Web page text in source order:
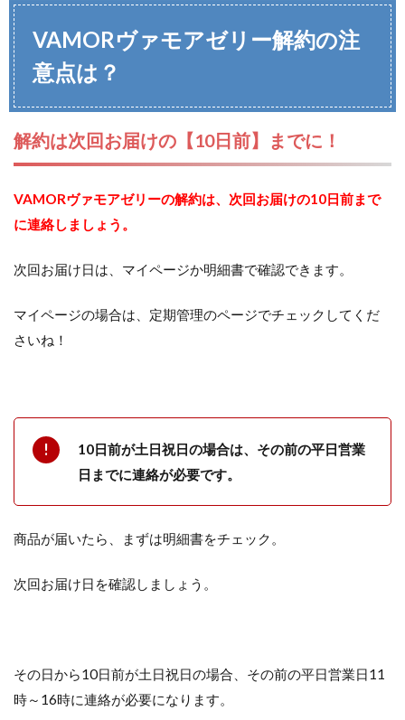
VAMORヴァモアゼリー解約の注
意点は？
解約は次回お届けの【10日前】までに！
VAMORヴァモアゼリーの解約は、次回お届けの10日前まで
に連絡しましょう。
次回お届け日は、マイページか明細書で確認できます。
マイページの場合は、定期管理のページでチェックしてくだ
さいね！
10日前が土日祝日の場合は、その前の平日営業
日までに連絡が必要です。
商品が届いたら、まずは明細書をチェック。
次回お届け日を確認しましょう。
その日から10日前が土日祝日の場合、その前の平日営業日11
時～16時に連絡が必要になります。